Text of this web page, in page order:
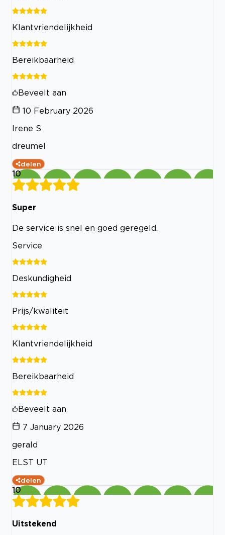
Klantvriendelijkheid
Bereikbaarheid
Beveelt aan
10 February 2026
Irene S
dreumel
delen
10
Super
De service is snel en goed geregeld.
Service
Deskundigheid
Prijs/kwaliteit
Klantvriendelijkheid
Bereikbaarheid
Beveelt aan
7 January 2026
gerald
ELST UT
delen
10
Uitstekend